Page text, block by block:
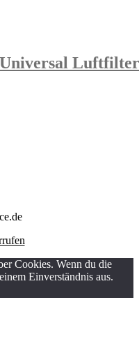
Cookies. Wenn du die
Einverständnis aus.